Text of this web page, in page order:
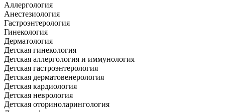
Аллергология
Анестезиология
Гастроэнтерология
Гинекология
Дерматология
Детская гинекология
Детская аллергология и иммунология
Детская гастроэнтерология
Детская дерматовенерология
Детская кардиология
Детская неврология
Детская оториноларингология